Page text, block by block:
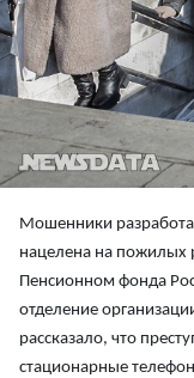
Мошенники
нацелена на пожилых
Пенсионном фонда
отделение
рассказало, что
стационарные